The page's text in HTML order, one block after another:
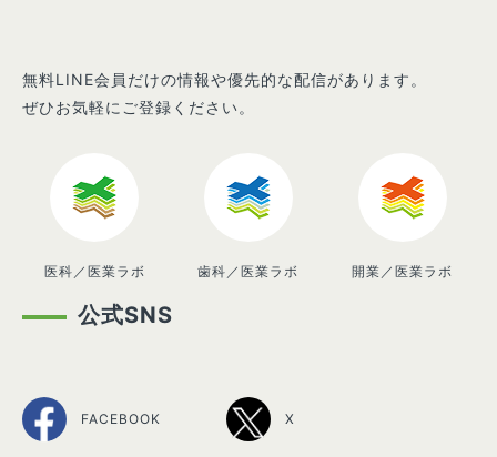
無料LINE会員だけの情報や優先的な配信があります。
ぜひお気軽にご登録ください。
医科／医業ラボ 歯科／医業ラボ 開業／医業ラボ
公式SNS
FACEBOOK X